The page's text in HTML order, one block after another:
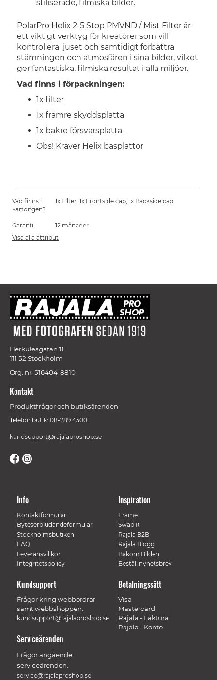
stiliserade, filmiska bilder.
PolarPro Helix 2-5 Stop PMVND / Mist Filter är
ett viktigt verktyg för kreatörer som vill
kontrollera ljuset och samtidigt förbättra
stämningen och atmosfären i sina bilder, vilket
ger fantastiska, filmiska resultat i alla miljöer.
Vad finns i förpackningen:
1x filter
1x främre skyddsplatta
1x bakre försvarsplatta
Obs! Kräver Helix basplattor
Vad finns i
kartongen?
1x Filter, 1x Frontside cap, 1x Backside cap
Garanti
12 månader
Visa alla attribut
Herkulesgatan 11
111 52 Stockholm
Org. nr: 516404-8810
Kontakt
Produktfrågor och butiksärenden
Telefon butik: 08-789 4500
kundsupport@rajalaproshop.se
Info
Kontaktformulär
Byteserbjudandeformulär
Stockholmsbutiken
FAQ
Leveransvillkor
Integritetspolicy
Inspiration
Frame
Swap It
Rajala B2B
Rajala Blogg
Bakom Bilden
Beställ nyhetsbrev
Betalningssätt
Visa
Mastercard
Rajala - Faktura
Rajala - Konto
Kundsupport
Frågor kring webbordrar
samt webbshoppen.
kundsupport@rajalaproshop.se
Serviceärenden
Frågor angående
serviceärenden.
service@rajalaproshop.se